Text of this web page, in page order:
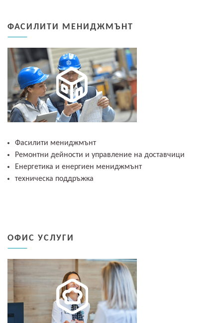
ФАСИЛИТИ МЕНИДЖМЪНТ
Фасилити мениджмънт
Ремонтни дейности и управление на доставчици
Енергетика и енергиен мениджмънт
техническа поддръжка
ОФИС УСЛУГИ